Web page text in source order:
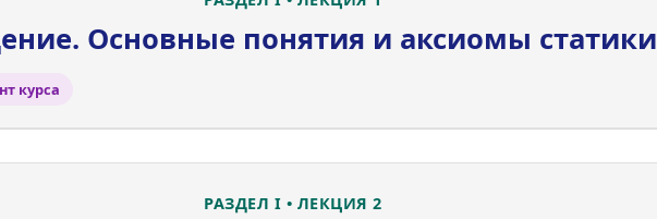
Основные понятия и аксиомы статики
курса
РАЗДЕЛ I • ЛЕКЦИЯ 2